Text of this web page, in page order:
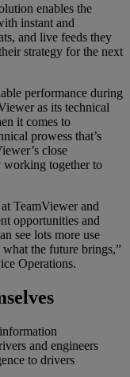
enables the
instant and
and live feeds they
strategy for the next
performance during
as its technical
it comes to
prowess that’s
close
working together to
TeamViewer and
opportunities and
see lots more use
what the future brings,”
Operations.
and engineers
to drivers